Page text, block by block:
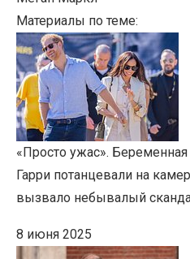
Материалы по теме:
«Просто ужас».
Гарри потанцевали на
вызвало небывалый
8 июня 2025